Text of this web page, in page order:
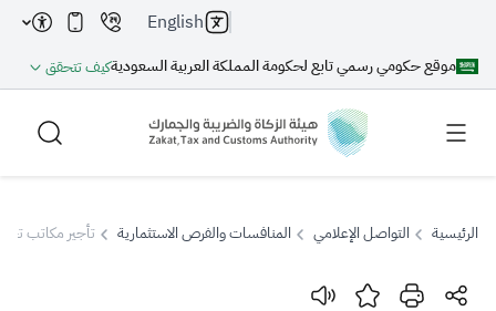
موقع حكومي رسمي تابع لحكومة المملكة العربية السعوديةكيف تتحقق
English
بحث
الرئيسية التواصل الإعلامي المنافسات والفرص الاستثمارية تأجير مكاتب